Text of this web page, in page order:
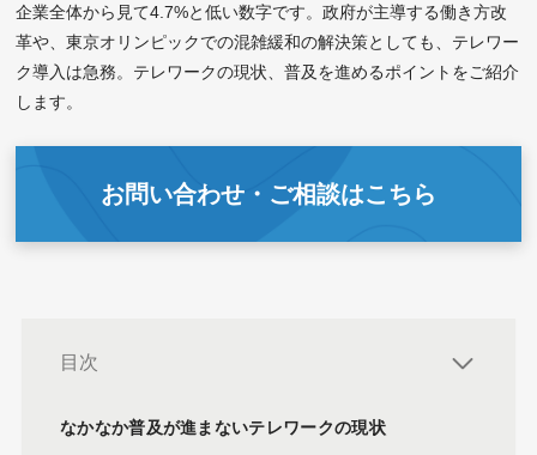
企業全体から見て4.7%と低い数字です。政府が主導する働き方改
革や、東京オリンピックでの混雑緩和の解決策としても、テレワー
ク導入は急務。テレワークの現状、普及を進めるポイントをご紹介
します。
お問い合わせ・ご相談はこちら
目次
なかなか普及が進まないテレワークの現状